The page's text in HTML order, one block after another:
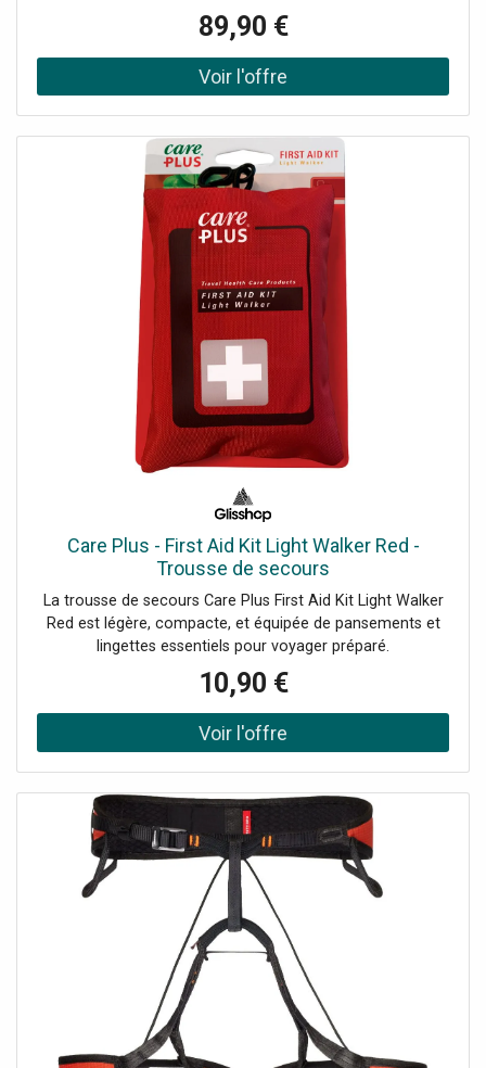
89,90 €
Care Plus - First Aid Kit Light Walker Red -
Trousse de secours
La trousse de secours Care Plus First Aid Kit Light Walker
Red est légère, compacte, et équipée de pansements et
lingettes essentiels pour voyager préparé.
10,90 €